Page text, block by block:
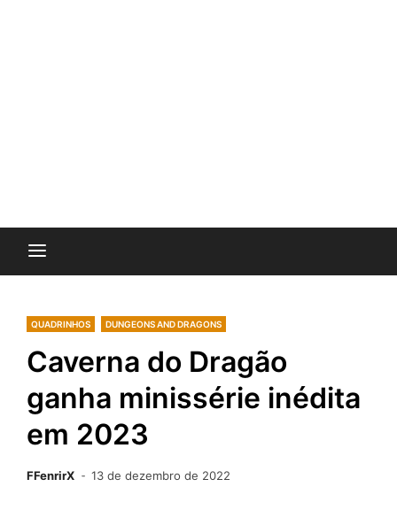
QUADRINHOS DUNGEONS AND DRAGONS
Caverna do Dragão
ganha minissérie inédita
em 2023
FFenrirX 13 de dezembro de 2022